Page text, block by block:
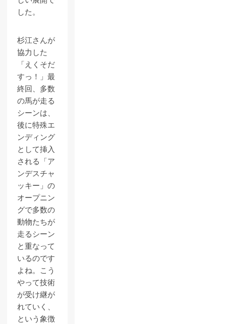
した。
杉江さんが
協力した
「えくそだ
すっ！」最
終回、多数
の馬が走る
シーンは、
後に特殊エ
ンディング
として挿入
される「ア
ンデスチャ
ッキー」の
オープニン
グで多数の
動物たちが
走るシーン
と重なって
いるのです
よね。こう
やって技術
が受け継が
れていく、
という象徴